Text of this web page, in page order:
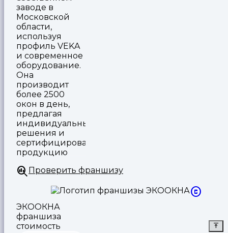
заводе в
Московской
области,
используя
профиль VEKA
и современное
оборудование.
Она
производит
более 2500
окон в день,
предлагая
индивидуальные
решения и
сертифицированную
продукцию
Проверить франшизу
ЭКООКНА
франшиза
стоимость